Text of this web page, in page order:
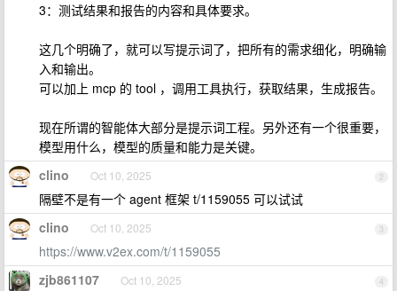
3：测试结果和报告的内容和具体要求。
这几个明确了，就可以写提示词了，把所有的需求细化，明确输
入和输出。
可以加上 mcp 的 tool ，调用工具执行，获取结果，生成报告。
现在所谓的智能体大部分是提示词工程。另外还有一个很重要，
模型用什么，模型的质量和能力是关键。
2
clino Oct 10, 2025
隔壁不是有一个 agent 框架 t/1159055 可以试试
3
clino Oct 10, 2025
https://www.v2ex.com/t/1159055
4
zjb861107 Oct 10, 2025